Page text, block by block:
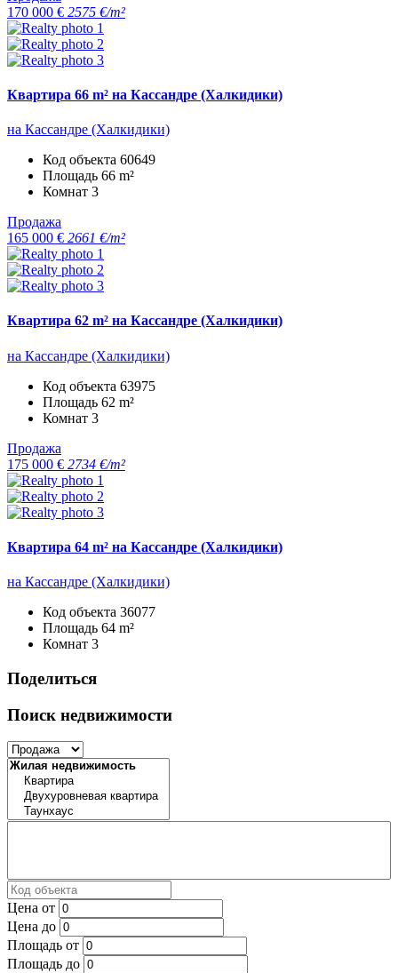
170 000 € 2575 €/m²
Квартира 66 m² на Кассандре (Халкидики)
на Кассандре (Халкидики)
Код объекта 60649
Площадь 66 m²
Комнат 3
Продажа
165 000 € 2661 €/m²
Квартира 62 m² на Кассандре (Халкидики)
на Кассандре (Халкидики)
Код объекта 63975
Площадь 62 m²
Комнат 3
Продажа
175 000 € 2734 €/m²
Квартира 64 m² на Кассандре (Халкидики)
на Кассандре (Халкидики)
Код объекта 36077
Площадь 64 m²
Комнат 3
Поделиться
Поиск недвижимости
Цена от
Цена до
Площадь от
Площадь до